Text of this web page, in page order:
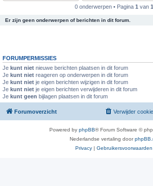
0 onderwerpen • Pagina 1 van 1
Er zijn geen onderwerpen of berichten in dit forum.
FORUMPERMISSIES
Je kunt niet nieuwe berichten plaatsen in dit forum
Je kunt niet reageren op onderwerpen in dit forum
Je kunt niet je eigen berichten wijzigen in dit forum
Je kunt niet je eigen berichten verwijderen in dit forum
Je kunt geen bijlagen plaatsen in dit forum
Forumoverzicht Verwijder
Powered by phpBB® Forum Software ©
Nederlandse vertaling door
Privacy | Gebruikersvoorwaarden